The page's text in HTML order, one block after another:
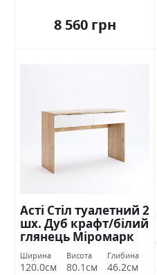
8 560 грн
Асті Стіл туалетний 2
шх. Дуб крафт/білий
глянець Міромарк
Ширина
120.0см
Висота
80.1см
Глибина
46.2см